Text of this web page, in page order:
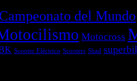
Campeonato del Mundo
Motocross
Scooter Eléctrico Scooters Shad